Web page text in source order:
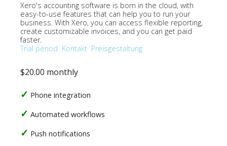
Xero's accounting software is born in the cloud, with
easy-to-use features that can help you to run your
business. With Xero, you can access flexible reporting,
create customizable invoices, and you can get paid
faster.
Trial period Kontakt Preisgestaltung
$20.00 monthly
Phone integration
Automated workflows
Push notifications